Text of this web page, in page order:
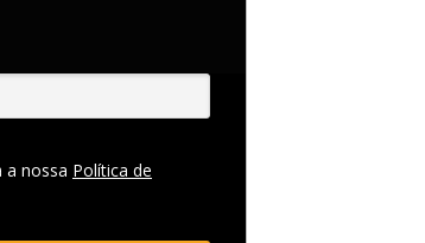
a nossa Política de